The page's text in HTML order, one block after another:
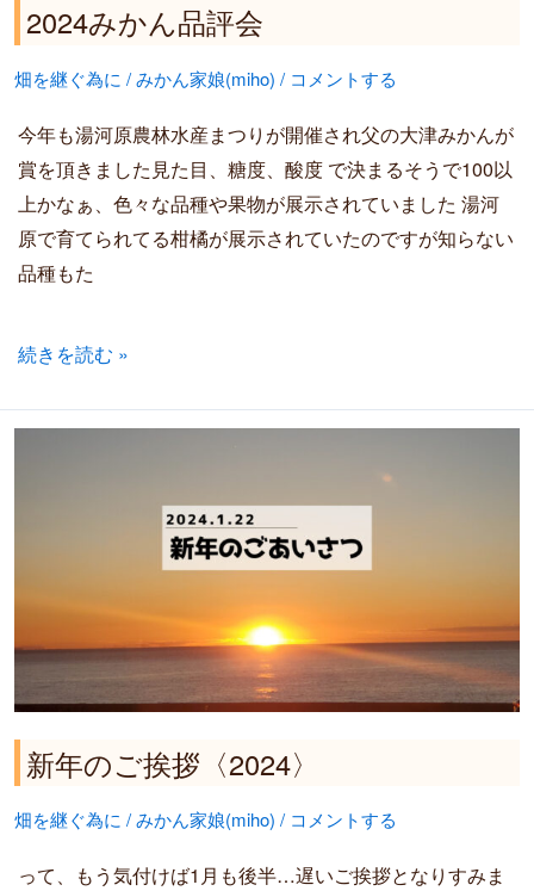
2024みかん品評会
畑を継ぐ為に /みかん家娘(miho) / コメントする
今年も湯河原農林水産まつりが開催され父の大津みかんが
賞を頂きました見た目、糖度、酸度 で決まるそうで100以
上かなぁ、色々な品種や果物が展示されていました 湯河
原で育てられてる柑橘が展示されていたのですが知らない
品種もた
続きを読む »
新年のご挨拶〈2024〉
畑を継ぐ為に /みかん家娘(miho) / コメントする
って、もう気付けば1月も後半…遅いご挨拶となりすみま
〈2024〉